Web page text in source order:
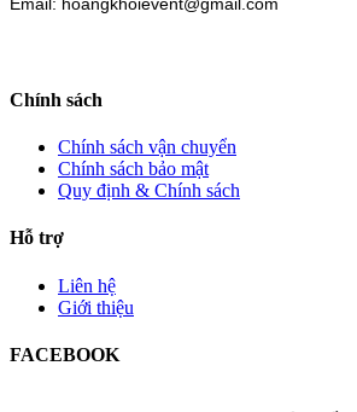
Email: hoangkhoievent@gmail.com
Chính sách
Chính sách vận chuyển
Chính sách bảo mật
Quy định & Chính sách
Hỗ trợ
Liên hệ
Giới thiệu
FACEBOOK